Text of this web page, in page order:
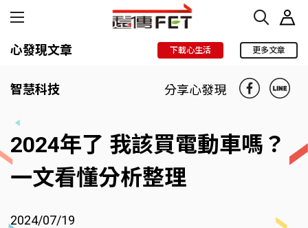
心發現文章 下載心生活 更多文章
智慧科技 分享心發現
2024年了 我該買電動車嗎？
一文看懂分析整理
2024/07/19